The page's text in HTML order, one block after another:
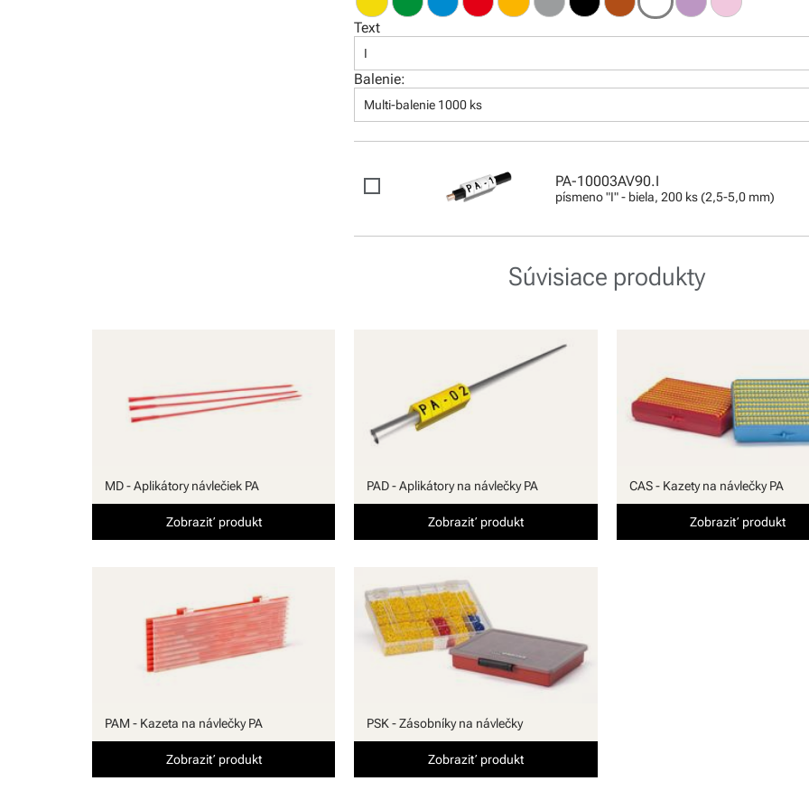
Text
I
Balenie:
Multi-balenie 1000 ks
PA-10003AV90.I
písmeno "I" - biela, 200 ks (2,5-5,0 mm)
Súvisiace produkty
MD - Aplikátory návlečiek PA
Zobraziť produkt
PAD - Aplikátory na návlečky PA
Zobraziť produkt
CAS - Kazety na návlečky PA
Zobraziť produkt
PAM - Kazeta na návlečky PA
Zobraziť produkt
PSK - Zásobníky na návlečky
Zobraziť produkt